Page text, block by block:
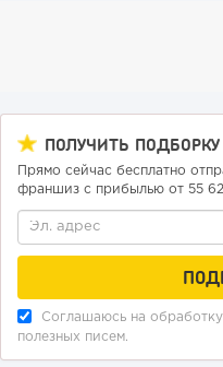
ПОЛУЧИТЬ
Прямо сейчас бесплатно
франшиз с прибылью от 55
Соглашаюсь на обработку
полезных писем.